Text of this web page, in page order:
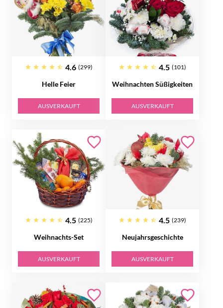
4.6 (299)
Helle Feier
AUSVERKAUFT
4.5 (101)
Weihnachten Süßigkeiten
AUSVERKAUFT
4.5 (225)
Weihnachts-Set
AUSVERKAUFT
4.5 (239)
Neujahrsgeschichte
AUSVERKAUFT